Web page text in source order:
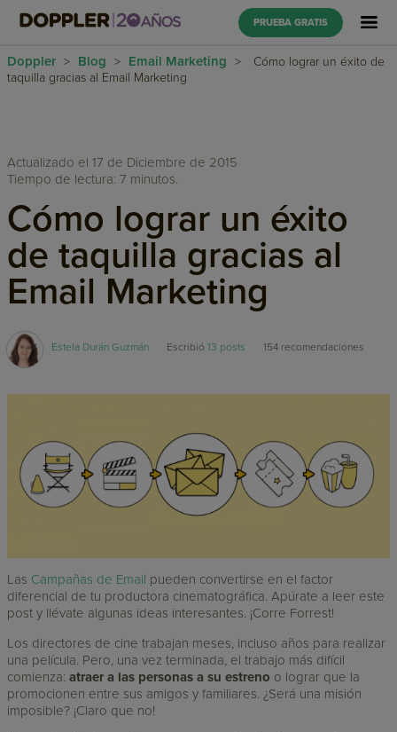
PRUEBA GRATIS
Doppler > Blog > Email Marketing >
Cómo lograr un éxito de
taquilla gracias al Email Marketing
Actualizado el 17 de Diciembre de 2015
Tiempo de lectura: 7 minutos.
Cómo lograr un éxito
de taquilla gracias al
Email Marketing
Estela Durán Guzmán Escribió13 posts 154 recomendaciones
Las Campañas de Email pueden convertirse en el factor
diferencial de tu productora cinematográfica. Apúrate a leer este
post y llévate algunas ideas interesantes. ¡Corre Forrest!
Los directores de cine trabajan meses, incluso años para realizar
una película. Pero, una vez terminada, el trabajo más difícil
comienza:atraer a las personas a su estreno o lograr que la
promocionen entre sus amigos y familiares. ¿Será una misión
imposible? ¡Claro que no!